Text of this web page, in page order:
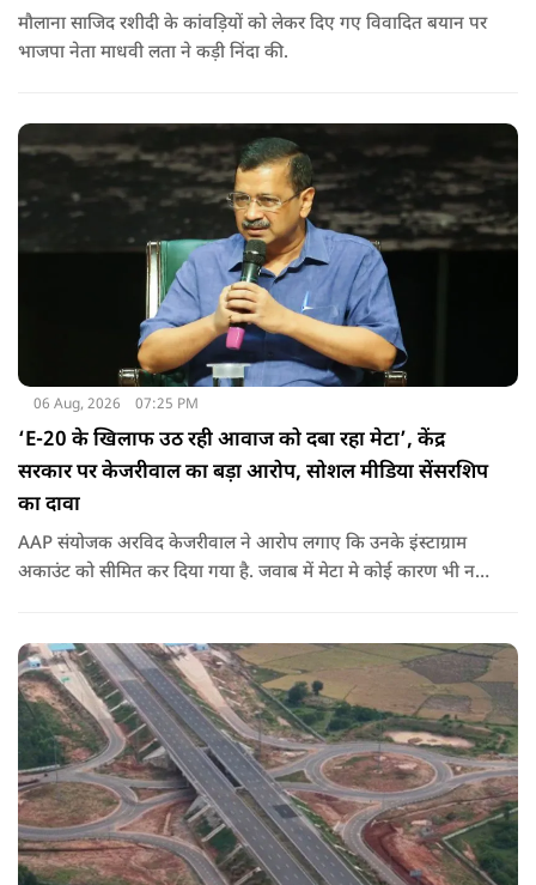
मौलाना साजिद रशीदी के कांवड़ियों को लेकर दिए गए विवादित बयान पर
भाजपा नेता माधवी लता ने कड़ी निंदा की.
06 Aug, 2026 07:25 PM
‘E-20 के खिलाफ उठ रही आवाज को दबा रहा मेटा’, केंद्र
सरकार पर केजरीवाल का बड़ा आरोप, सोशल मीडिया सेंसरशिप
का दावा
AAP संयोजक अरविद केजरीवाल ने आरोप लगाए कि उनके इंस्टाग्राम
अकाउंट को सीमित कर दिया गया है. जवाब में मेटा मे कोई कारण भी नहीं